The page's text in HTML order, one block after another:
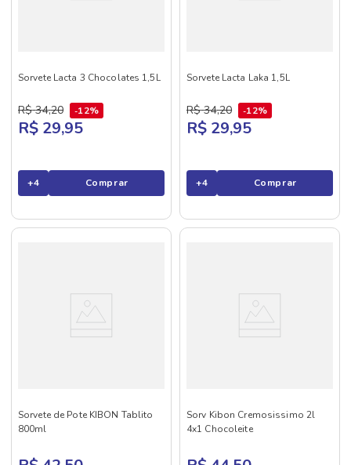
Sorvete Lacta 3 Chocolates 1,5L
R$ 34,20 12%
R$ 29,95
+4 Comprar
Sorvete Lacta Laka 1,5L
R$ 34,20 12%
R$ 29,95
+4 Comprar
Sorvete de Pote KIBON Tablito
800ml
Sorv Kibon Cremosissimo 2l
4x1 Chocoleite